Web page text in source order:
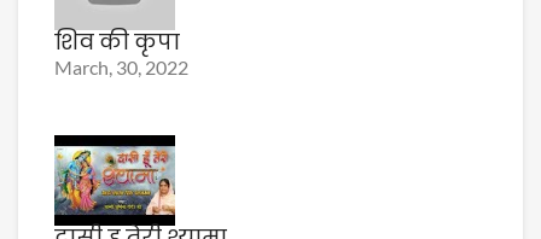
शिव की कृपा
March, 30, 2022